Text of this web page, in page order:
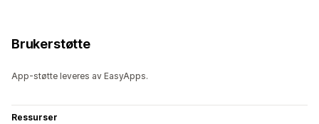
Brukerstøtte
App-støtte leveres av EasyApps.
Ressurser